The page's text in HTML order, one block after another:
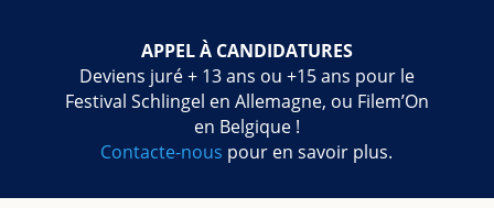
APPEL À CANDIDATURES
Deviens juré + 13 ans ou +15 ans pour le
Festival Schlingel en Allemagne, ou Filem’On
en Belgique !
Contacte-nous pour en savoir plus.